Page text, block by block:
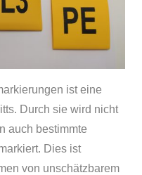
ist eine
Durch sie wird nicht
auch bestimmte
Dies ist
von unschätzbarem